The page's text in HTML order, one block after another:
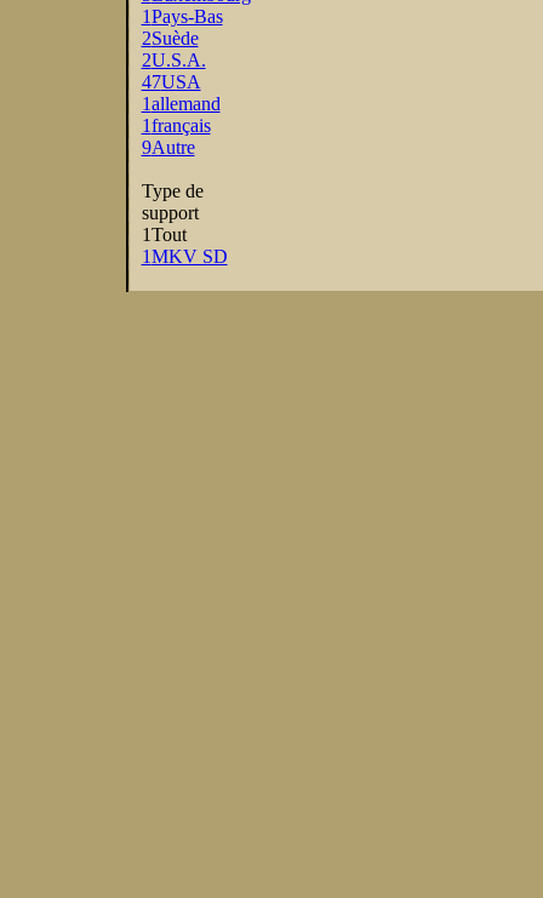
1Pays-Bas
2Suède
2U.S.A.
47USA
1allemand
1français
9Autre
Type de
support
1Tout
1MKV SD